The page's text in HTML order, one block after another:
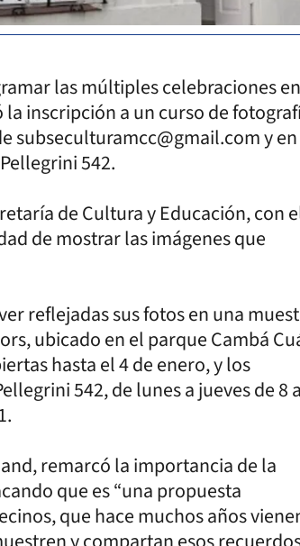
las múltiples celebraciones en
inscripción a un curso de
subseculturamcc@gmail.com y
542.
de Cultura y Educación, con
de mostrar las imágenes que
reflejadas sus fotos en una
ubicado en el parque Cambá
hasta el 4 de enero, y los
542, de lunes a jueves de 8
remarcó la importancia de la
que es “una propuesta
que hace muchos años